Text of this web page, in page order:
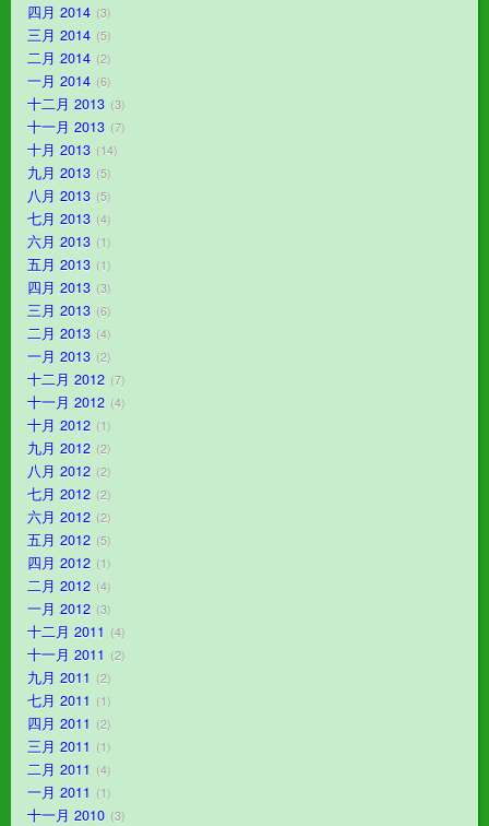
四月 2014 3
三月 2014 5
二月 2014 2
一月 2014 6
十二月 2013 3
十一月 2013 7
十月 2013 14
九月 2013 5
八月 2013 5
七月 2013 4
六月 2013 1
五月 2013 1
四月 2013 3
三月 2013 6
二月 2013 4
一月 2013 2
十二月 2012 7
十一月 2012 4
十月 2012 1
九月 2012 2
八月 2012 2
七月 2012 2
六月 2012 2
五月 2012 5
四月 2012 1
二月 2012 4
一月 2012 3
十二月 2011 4
十一月 2011 2
九月 2011 2
七月 2011 1
四月 2011 2
三月 2011 1
二月 2011 4
一月 2011 1
十一月 2010 3